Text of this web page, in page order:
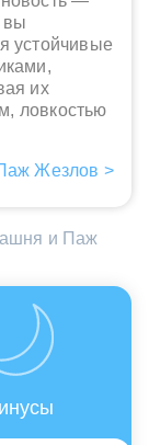
вы
устойчивые
их
ловкостью
Жезлов >
и Паж